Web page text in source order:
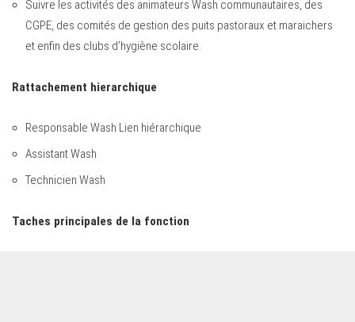
Suivre les activités des animateurs Wash communautaires, des
CGPE, des comités de gestion des puits pastoraux et maraichers
et enfin des clubs d’hygiène scolaire.
Rattachement hierarchique
Responsable Wash Lien hiérarchique
Assistant Wash
Technicien Wash
Taches principales de la fonction